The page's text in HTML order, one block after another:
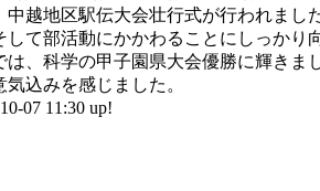
中越地区駅伝大会壮行式が行われま
て部活動にかかわることにしっかり
は、科学の甲子園県大会優勝に輝き
込みを感じました。
07 11:30 up!